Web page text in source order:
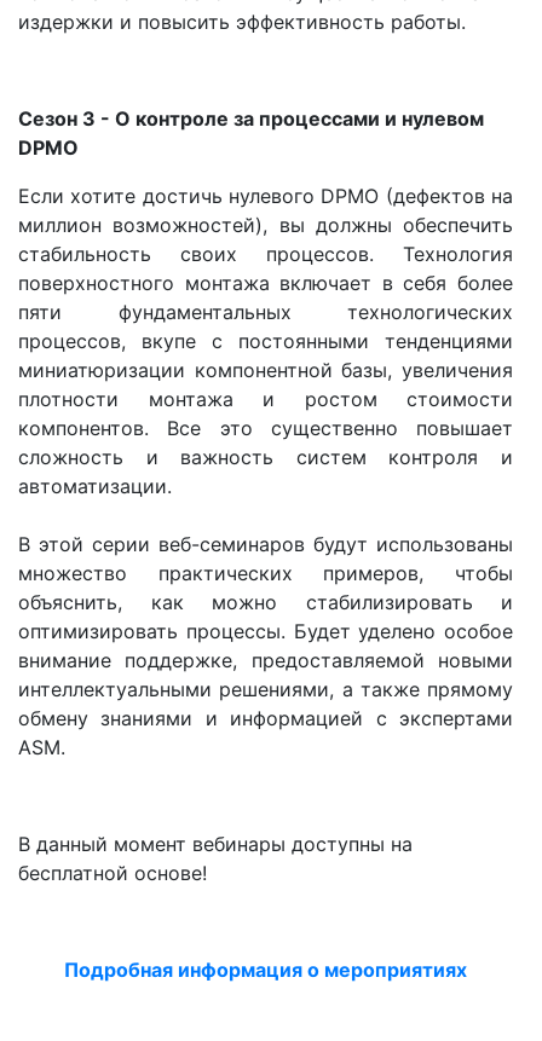
издержки и повысить эффективность работы.
Сезон 3 - О контроле за процессами и нулевом
DPMO
Если хотите достичь нулевого DPMO (дефектов на
миллион возможностей), вы должны обеспечить
стабильность своих процессов. Технология
поверхностного монтажа включает в себя более
пяти фундаментальных технологических
процессов, вкупе с постоянными тенденциями
миниатюризации компонентной базы, увеличения
плотности монтажа и ростом стоимости
компонентов. Все это существенно повышает
сложность и важность систем контроля и
автоматизации.
В этой серии веб-семинаров будут использованы
множество практических примеров, чтобы
объяснить, как можно стабилизировать и
оптимизировать процессы. Будет уделено особое
внимание поддержке, предоставляемой новыми
интеллектуальными решениями, а также прямому
обмену знаниями и информацией с экспертами
ASM.
В данный момент вебинары доступны на
бесплатной основе!
Подробная информация о мероприятиях